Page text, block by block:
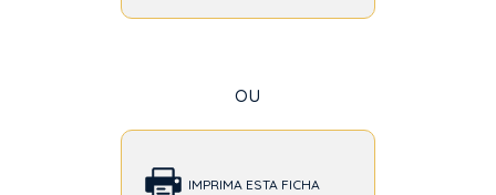
ou
IMPRIMA ESTA FICHA